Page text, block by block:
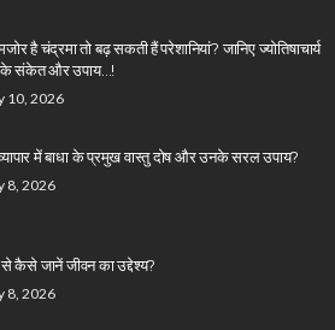
है चंद्रमा तो बढ़ सकती हैं परेशानियां? जानिए ज्योतिषाचार्य
के संकेत और उपाय…!
10, 2026
में बाधा के प्रमुख वास्तु दोष और उनके सरल उपाय?
8, 2026
कैसे जानें जीवन का उद्देश्य?
8, 2026